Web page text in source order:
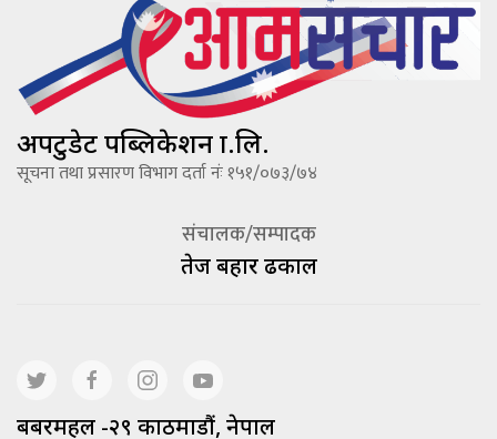
अपटुडेट पब्लिकेशन प्रा.लि.
सूचना तथा प्रसारण विभाग दर्ता नंः १५१/०७३/७४
संचालक/सम्पादक
तेज बहादूर ढकाल
बबरमहल -२९ काठमाडौं, नेपाल